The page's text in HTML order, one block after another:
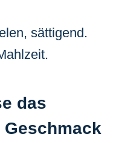
sättigend.
das
Geschmack